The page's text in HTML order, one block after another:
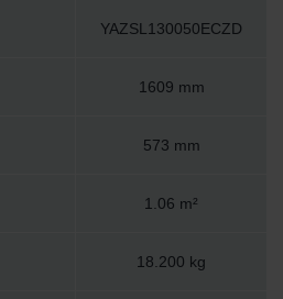
YAZSL130050ECZD
1609 mm
573 mm
1.06 m²
18.200 kg